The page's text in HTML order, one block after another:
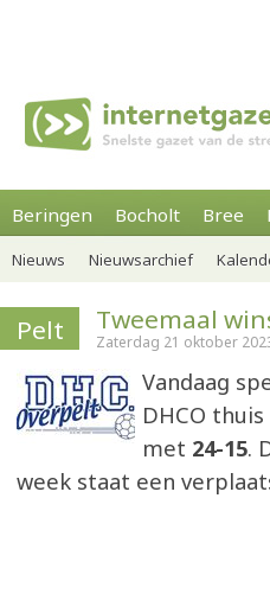
Beringen Bocholt Bree
Nieuws Nieuwsarchief
Pelt Tweemaal
Zaterdag 21 oktober
Vandaag
DHCO
met 24-15.
week staat een